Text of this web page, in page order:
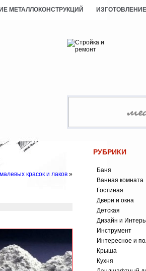
МЕТАЛЛОКОНСТРУКЦИЙ
красок и лаков »
РУБРИКИ
Баня
Ванная комната
Гостиная
Двери и окна
Детская
Дизайн и
Инструмент
Интересное и
Крыша
Кухня